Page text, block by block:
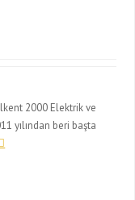
2000 Elektrik ve
yılından beri başta